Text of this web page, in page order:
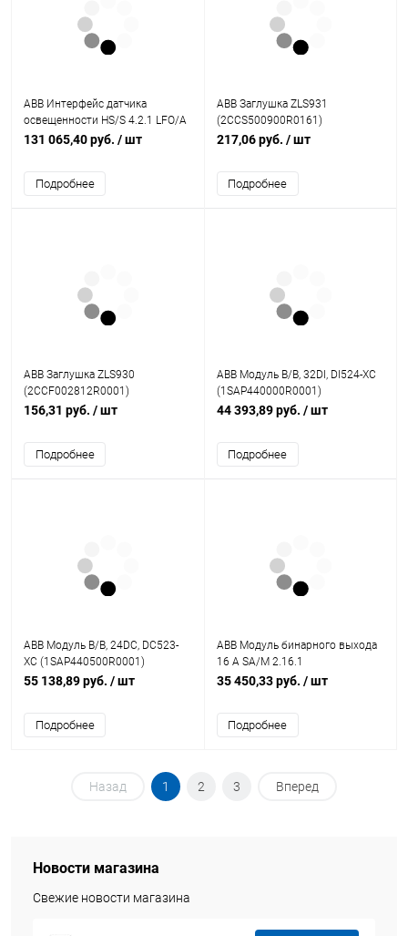
ABB Интерфейс датчика
освещенности HS/S 4.2.1 LFO/A
1.1 MDRC (2CDG120044R0011)
131 065,40 руб. / шт
Подробнее
ABB Заглушка ZLS931
(2CCS500900R0161)
217,06 руб. / шт
Подробнее
ABB Заглушка ZLS930
(2CCF002812R0001)
156,31 руб. / шт
Подробнее
ABB Модуль В/В, 32DI, DI524-XC
(1SAP440000R0001)
44 393,89 руб. / шт
Подробнее
ABB Модуль В/В, 24DC, DC523-
XC (1SAP440500R0001)
55 138,89 руб. / шт
Подробнее
ABB Модуль бинарного выхода
16 А SA/M 2.16.1
(2CDG110100R0011)
35 450,33 руб. / шт
Подробнее
Назад 1 2 3 Вперед
Новости магазина
Свежие новости магазина